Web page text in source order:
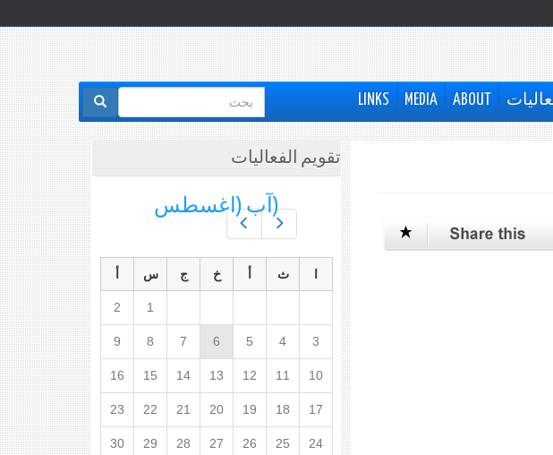
ABOUT
MEDIA
LINKS
استمارة
البحث
تقويم الفعاليات
(آب (اغسطس
ث خ ج س
1
2
3
4
5
6
7
8
9
10
11
12
13
14
15
16
17
18
19
20
21
22
23
24
25
26
27
28
29
30